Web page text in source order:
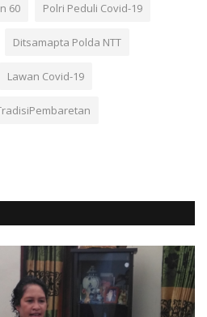
60 Polri Peduli Covid-19
Ditsamapta Polda NTT
Lawan Covid-19